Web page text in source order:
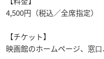
4,500円（税込／全席指定）
【チケット】
映画館のホームページ、窓